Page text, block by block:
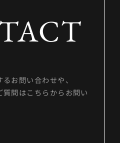
お問い合わせや、
問はこちらからお問い